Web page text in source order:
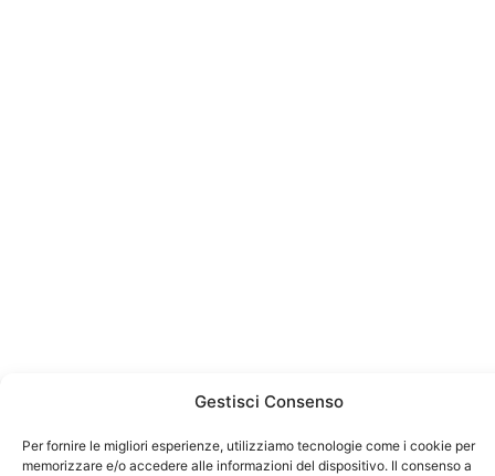
Gestisci Consenso
Per fornire le migliori esperienze, utilizziamo tecnologie come i cookie per
memorizzare e/o accedere alle informazioni del dispositivo. Il consenso a